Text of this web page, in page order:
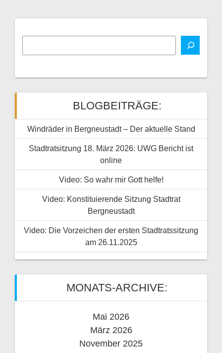
BLOGBEITRÄGE:
Windräder in Bergneustadt – Der aktuelle Stand
Stadtratsitzung 18. März 2026: UWG Bericht ist
online
Video: So wahr mir Gott helfe!
Video: Konstituierende Sitzung Stadtrat
Bergneustadt
Video: Die Vorzeichen der ersten Stadtratssitzung
am 26.11.2025
MONATS-ARCHIVE:
Mai 2026
März 2026
November 2025